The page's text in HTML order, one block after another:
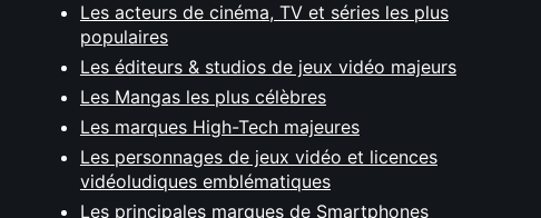
Les acteurs de cinéma, TV et séries les plus
populaires
Les éditeurs & studios de jeux vidéo majeurs
Les Mangas les plus célèbres
Les marques High-Tech majeures
Les personnages de jeux vidéo et licences
vidéoludiques emblématiques
Les principales marques de Smartphones